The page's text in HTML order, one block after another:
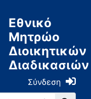
Εθνικό
Μητρώο
Διοικητικών
Διαδικασιών
Σύνδεση